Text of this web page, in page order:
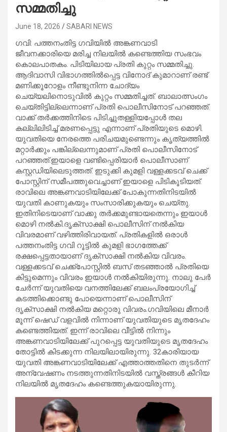
സമ്മതിച്ചു
June 18, 2026 SABARI NEWS
ഗവി: പത്തനംതിട്ട ഗവിയില്‍ അങ്കണവാടി
ജീവനക്കാരിയെ മരിച്ച നിലയില്‍ കണ്ടെത്തിയ സംഭവം
കൊലപാതകം. പിടിയിലായ പ്രതി കുറ്റം സമ്മതിച്ചു.
ആദിവാസി വിഭാഗത്തില്‍പ്പെട്ട വിനോദ് കുമാറാണ് രണ്ട്
മണിക്കൂറോളം നീണ്ടുനിന്ന ചോദ്യം
ചെയ്യലിനൊടുവിൽ കുറ്റം സമ്മതിച്ചത്. ബാലാത്സംഗം
ചെയ്തിട്ടില്ലെന്നാണ് പ്രതി പൊലീസിനോട് പറഞ്ഞത്.
വാക്ക് തർക്കത്തിനിടെ പിടിച്ചുതള്ളിയപ്പോൾ തല
കല്ലിലിടിച്ച് മരണപ്പെട്ടു എന്നാണ് പ്രതിയുടെ മൊഴി.
യുവതിയെ നേരത്തെ പരിചയമുണ്ടെന്നും കൃത്യത്തിൽ
മറ്റാർക്കും പങ്കില്ലെന്നുമാണ് പ്രതി പൊലീസിനോട്
പറഞ്ഞത്.ഇയാളെ വണ്ടിപ്പെരിയാര്‍ പൊലീസാണ്
കസ്റ്റഡിയിലെടുത്തത്. ഇടുക്കി കുമളി വള്ളക്കടവ് ചെക്ക്
പോസ്റ്റിന് സമീപത്തുവെച്ചാണ് ഇയാളെ പിടികൂടിയത്.
രാവിലെ അങ്കണവാടിയിലേക്ക് പോകുന്നതിനിടയില്‍
യുവതി കാണുകയും സംസാരിക്കുകയും ചെയ്തു.
ഇതിനിടെയാണ് വാക്കു തർക്കമുണ്ടായതെന്നും ഇയാൾ
മൊഴി നൽകി.ദൃക്‌സാക്ഷി പൊലീസിന് നല്‍കിയ
വിവരമാണ് വഴിത്തിരിവായത്. പ്രതികളില്‍ ഒരാള്‍
പത്തനംതിട്ട ഗവി റൂട്ടില്‍ കുമളി ഭാഗത്തേക്ക്
രക്ഷപ്പെട്ടതായാണ് ദൃക്‌സാക്ഷി നല്‍കിയ വിവരം.
വള്ളക്കടവ് ചെക്ക്‌പോസ്റ്റില്‍ ബസ് തടഞ്ഞാല്‍ പ്രതിയെ
കിട്ടുമെന്നും വിവരം ഇയാള്‍ നല്‍കിയിരുന്നു. നാലു പേര്‍
ചേര്‍ന്ന് യുവതിയെ വനത്തിലേക്ക് ബലംപ്രയോഗിച്ച്
കടത്തിക്കൊണ്ടു പോയെന്നാണ് പൊലീസിന്
ദൃക്‌സാക്ഷി നല്‍കിയ മറ്റൊരു വിവരം.ഗവിയിലെ മീനാര്‍
മൂന്ന് ഷെഡ് വളവില്‍ നിന്നാണ് യുവതിയുടെ മൃതദേഹം
കണ്ടെത്തിയത്. ഇന്ന് രാവിലെ വീട്ടില്‍ നിന്നും
അങ്കണവാടിയിലേക്ക് പുറപ്പെട്ട യുവതിയുടെ മൃതദേഹം
തോട്ടില്‍ കിടക്കുന്ന നിലയിലായിരുന്നു. 32കാരിയായ
യുവതി അങ്കണവാടിയിലേക്ക് എത്താത്തതിനെ തുടര്‍ന്ന്
അന്വേഷണം നടത്തുന്നതിനിടയില്‍ വസ്ത്രങ്ങള്‍ കീറിയ
നിലയില്‍ മൃതദേഹം കണ്ടെത്തുകയായിരുന്നു.